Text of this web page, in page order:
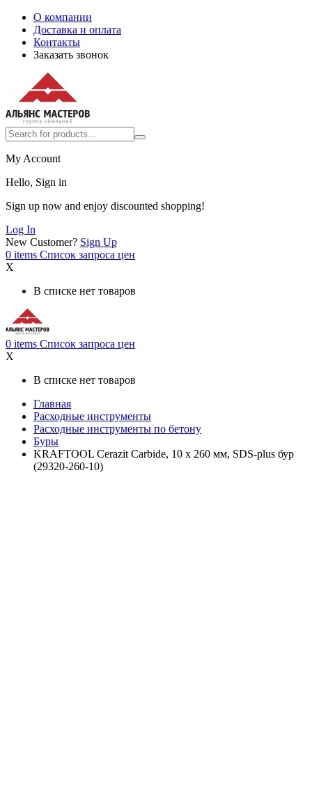
О компании
Доставка и оплата
Контакты
Заказать звонок
My Account
Hello, Sign in
Sign up now and enjoy discounted shopping!
Log In
New Customer? Sign Up
0 items Список запроса цен
X
В списке нет товаров
0 items Список запроса цен
X
В списке нет товаров
Главная
Расходные инструменты
Расходные инструменты по бетону
Буры
KRAFTOOL Cerazit Carbide, 10 х 260 мм, SDS-plus бур
(29320-260-10)